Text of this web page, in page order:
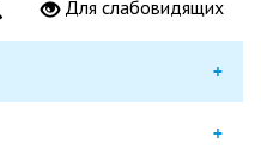
Для слабовидящих